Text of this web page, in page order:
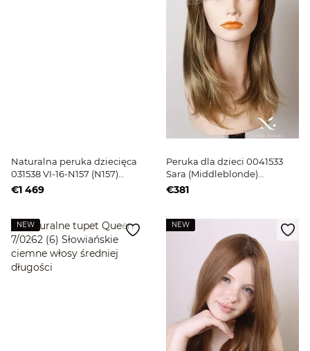
Naturalna peruka dziecięca
031538 VI-16-N157 (N157)
Jasnobrązowe długie włosy
€1 469
Peruka dla dzieci 0041533
Sara (Middleblonde)
Jasnoblond długie włosy
€381
NEW NEW